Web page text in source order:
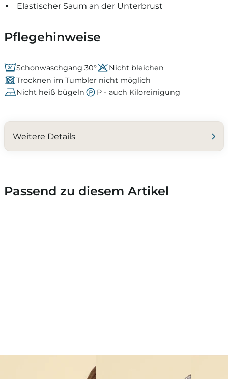
Elastischer Saum an der Unterbrust
Pflegehinweise
Schonwaschgang 30°
Nicht bleichen
Trocknen im Tumbler nicht möglich
Nicht heiß bügeln
P - auch Kiloreinigung
Weitere Details
Passend zu diesem Artikel